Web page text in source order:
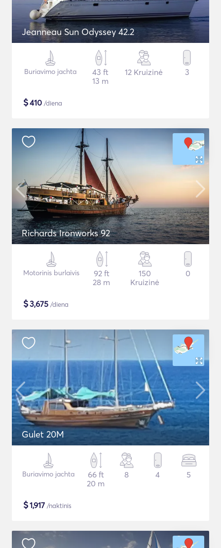
Jeanneau Sun Odyssey 42.2
Buriavimo jachta
43 ft
13 m
12 Kruizinė 3
$410 /diena
Richards Ironworks 92
Motorinis burlaivis
92 ft
28 m
150
Kruizinė
0
$3,675 /diena
Gulet 20M
Buriavimo jachta
66 ft
20 m
8 4 5
$1,917 /naktinis